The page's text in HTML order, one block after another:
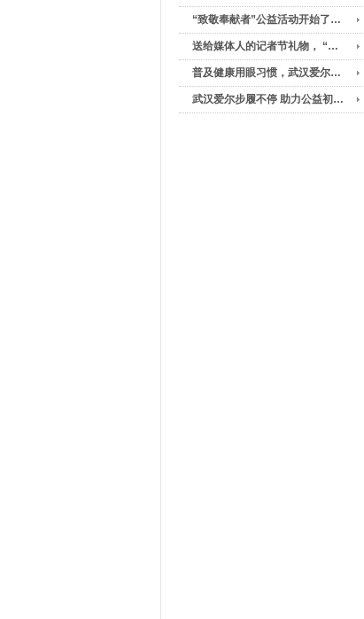
“致敬奉献者”公益活动开始了…
送给媒体人的记者节礼物， “…
普及健康用眼习惯，武汉爱尔…
武汉爱尔步履不停 助力公益初…